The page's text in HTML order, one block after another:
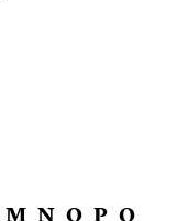
M N O P Q